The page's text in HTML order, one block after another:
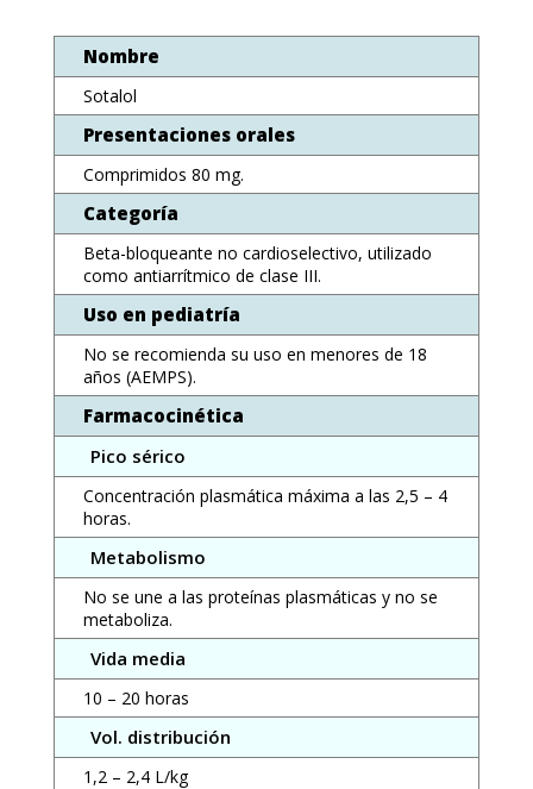
Nombre
Sotalol
Presentaciones orales
Comprimidos 80 mg.
Categoría
Beta-bloqueante no cardioselectivo, utilizado
como antiarrítmico de clase III.
Uso en pediatría
No se recomienda su uso en menores de 18
años (AEMPS).
Farmacocinética
Pico sérico
Concentración plasmática máxima a las 2,5 – 4
horas.
Metabolismo
No se une a las proteínas plasmáticas y no se
metaboliza.
Vida media
10 – 20 horas
Vol. distribución
1,2 – 2,4 L/kg